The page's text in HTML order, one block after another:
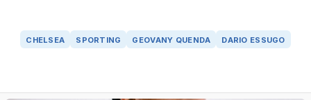
CHELSEA SPORTING GEOVANY QUENDA DARIO ESSUGO